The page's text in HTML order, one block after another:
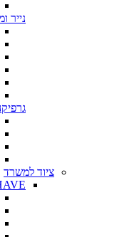
נייר
ציוד למשרד